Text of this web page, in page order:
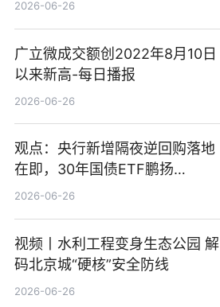
2026-06-26
广立微成交额创2022年8月10日
以来新高-每日播报
2026-06-26
观点：央行新增隔夜逆回购落地
在即，30年国债ETF鹏扬
(511090) 盘中小幅上涨
2026-06-26
视频丨水利工程变身生态公园 解
码北京城“硬核”安全防线
2026-06-26